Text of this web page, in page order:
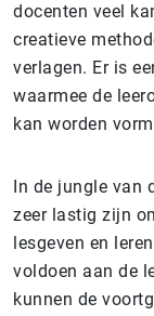
docenten veel
creatieve
verlagen. Er is
waarmee de
kan worden
In de jungle van
zeer lastig zijn
lesgeven en
voldoen aan de
kunnen de